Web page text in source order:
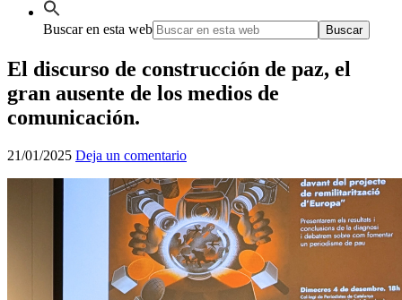
Buscar en esta web
El discurso de construcción de paz, el
gran ausente de los medios de
comunicación.
21/01/2025 Deja un comentario